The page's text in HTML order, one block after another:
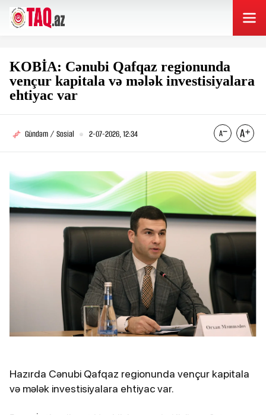
KOBİA: Cənubi Qafqaz regionunda
vençur kapitala və mələk investisiyalara
ehtiyac var
Gündəm / Sosial 2-07-2026, 12:34
Hazırda Cənubi Qafqaz regionunda vençur kapitala
və mələk investisiyalara ehtiyac var.